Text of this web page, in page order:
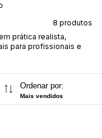
8 produtos
prática realista,
para profissionais e
Ordenar por:
Mais vendidos